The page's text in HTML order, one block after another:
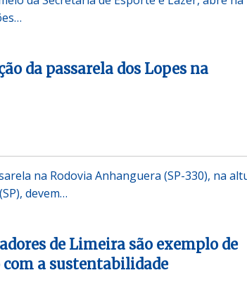
da passarela dos Lopes na
na Rodovia Anhanguera (SP-330), na
devem…
de Limeira são exemplo de
a sustentabilidade